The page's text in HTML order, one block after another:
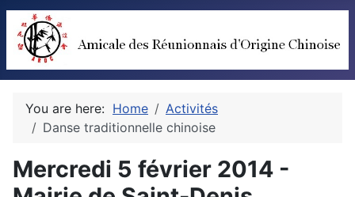
You are here: Home
Activités
Danse traditionnelle chinoise
Mercredi 5 février 2014 -